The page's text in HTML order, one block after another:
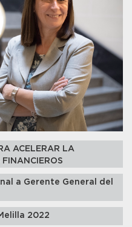
ACELERAR LA
FINANCIEROS
a Gerente General del
2022